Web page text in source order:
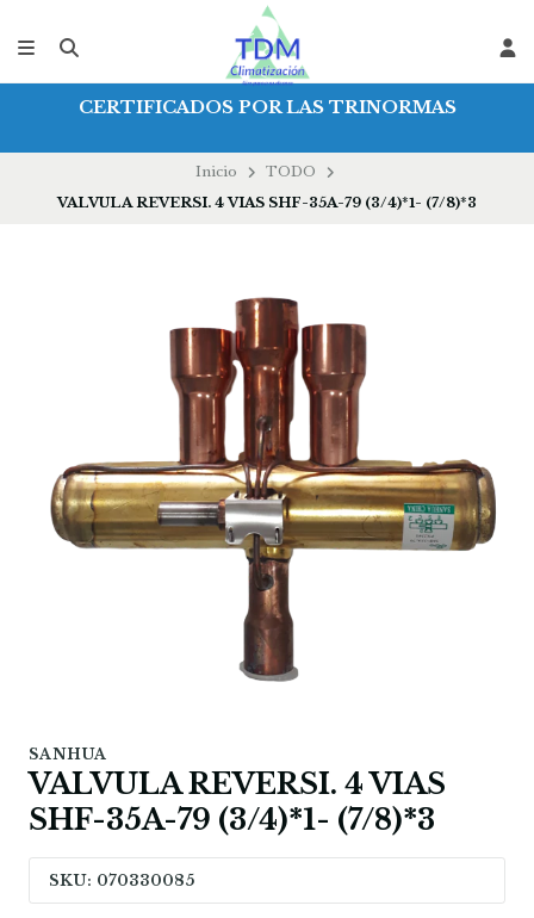
CERTIFICADOS POR LAS TRINORMAS
Inicio
TODO
VALVULA REVERSI. 4 VIAS SHF-35A-79 (3/4)*1- (7/8)*3
SANHUA
VALVULA REVERSI. 4 VIAS
SHF-35A-79 (3/4)*1- (7/8)*3
SKU: 070330085